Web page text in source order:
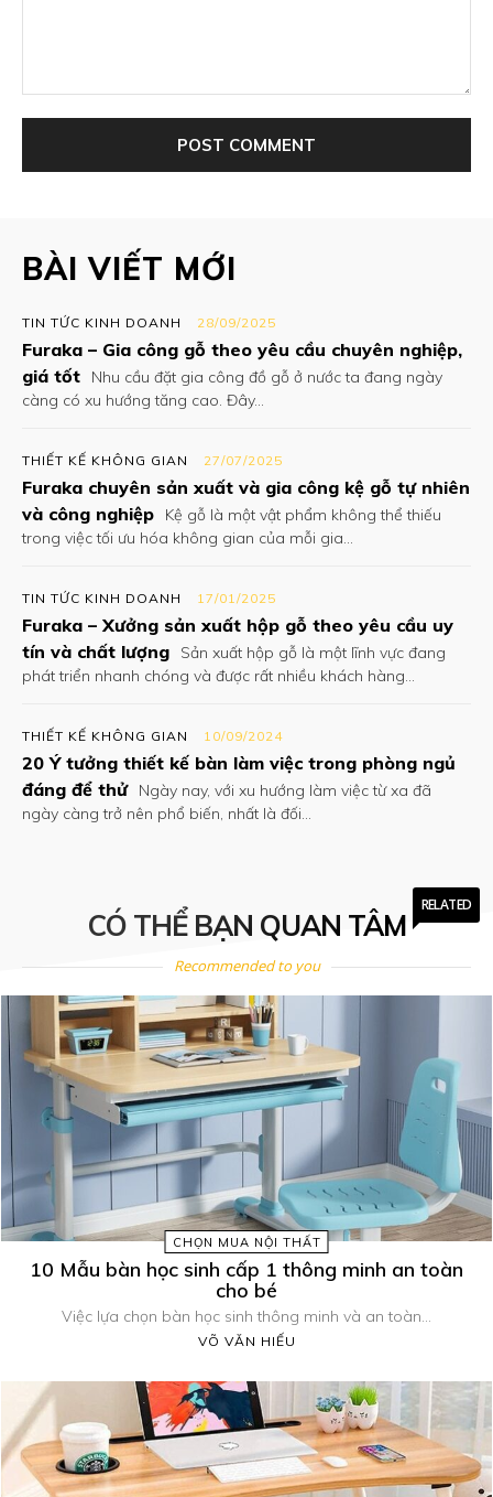
BÀI VIẾT MỚI
TIN TỨC KINH DOANH 28/09/2025
Furaka – Gia công gỗ theo yêu cầu chuyên nghiệp,
giá tốt
Nhu cầu đặt gia công đồ gỗ ở nước ta đang ngày
càng có xu hướng tăng cao. Đây...
THIẾT KẾ KHÔNG GIAN 27/07/2025
Furaka chuyên sản xuất và gia công kệ gỗ tự nhiên
và công nghiệp
Kệ gỗ là một vật phẩm không thể thiếu
trong việc tối ưu hóa không gian của mỗi gia...
TIN TỨC KINH DOANH 17/01/2025
Furaka – Xưởng sản xuất hộp gỗ theo yêu cầu uy
tín và chất lượng
Sản xuất hộp gỗ là một lĩnh vực đang
phát triển nhanh chóng và được rất nhiều khách hàng...
THIẾT KẾ KHÔNG GIAN 10/09/2024
20 Ý tưởng thiết kế bàn làm việc trong phòng ngủ
đáng để thử
Ngày nay, với xu hướng làm việc từ xa đã
ngày càng trở nên phổ biến, nhất là đối...
CÓ THỂ BẠN QUAN TÂM
RELATED
Recommended to you
CHỌN MUA NỘI THẤT
10 Mẫu bàn học sinh cấp 1 thông minh an toàn
cho bé
Việc lựa chọn bàn học sinh thông minh và an toàn...
VÕ VĂN HIẾU